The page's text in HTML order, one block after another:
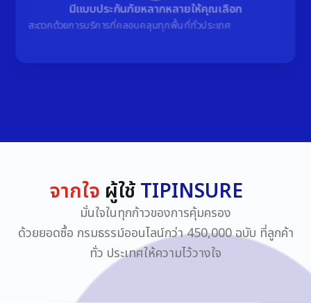
มีแบบประกันภัยหลากหลายให้คุณเลือก
สะดวกด้วยการบริการที่คลอบคลุมทุกพื้นที่ทั่วประเทศ
จากใจ ผู้ใช้TIPINSURE
มั่นใจในทุกก้าวของการคุ้มครอง
ด้วยยอดซื้อ กรมธรรม์ออนไลน์กว่า 450,000 ฉบับ ที่ลูกค้า
ทั่ว ประเทศให้ความไว้วางใจ